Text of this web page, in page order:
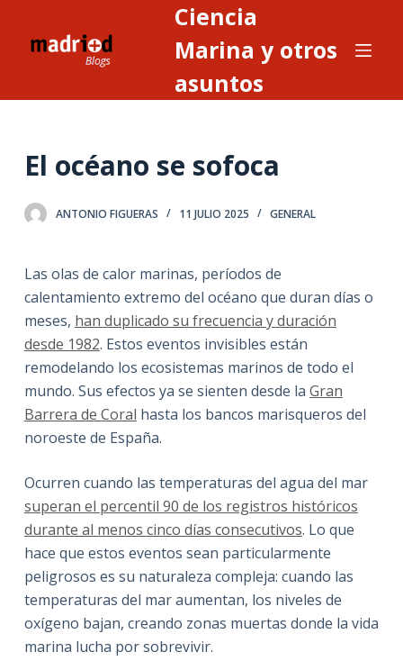
e
n
d
o
Ciencia
Marina y otros
asuntos
El océano se sofoca
ANTONIO FIGUERAS 11 JULIO 2025 GENERAL
Las olas de calor marinas, períodos de
calentamiento extremo del océano que duran días o
meses, han duplicado su frecuencia y duración
desde 1982. Estos eventos invisibles están
remodelando los ecosistemas marinos de todo el
mundo. Sus efectos ya se sienten desde la Gran
Barrera de Coral hasta los bancos marisqueros del
noroeste de España.
Ocurren cuando las temperaturas del agua del mar
superan el percentil 90 de los registros históricos
durante al menos cinco días consecutivos. Lo que
hace que estos eventos sean particularmente
peligrosos es su naturaleza compleja: cuando las
temperaturas del mar aumentan, los niveles de
oxígeno bajan, creando zonas muertas donde la vida
marina lucha por sobrevivir.